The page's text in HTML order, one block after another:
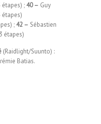
; 40 – Guy
étapes)
; 42 – Sébastien
étapes)
(Raidlight/Suunto) :
Batias.